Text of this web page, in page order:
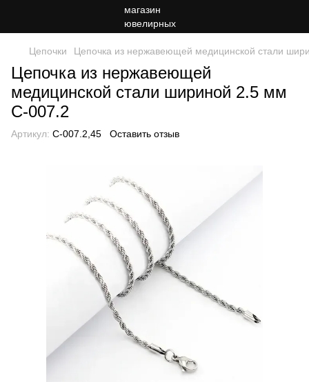
Цепочки Цепочка из нержавеющей медицинской стали
Цепочка из нержавеющей
медицинской стали шириной 2.5 мм
C-007.2
Артикул: C-007.2,45 Оставить отзыв